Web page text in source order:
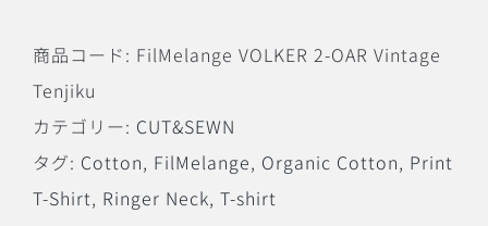
Tenjiku
商品コード: FilMelange VOLKER 2-OAR Vintage
Tenjiku
カテゴリー: CUT&SEWN
タグ: Cotton, FilMelange, Organic Cotton, Print
T-Shirt, Ringer Neck, T-shirt